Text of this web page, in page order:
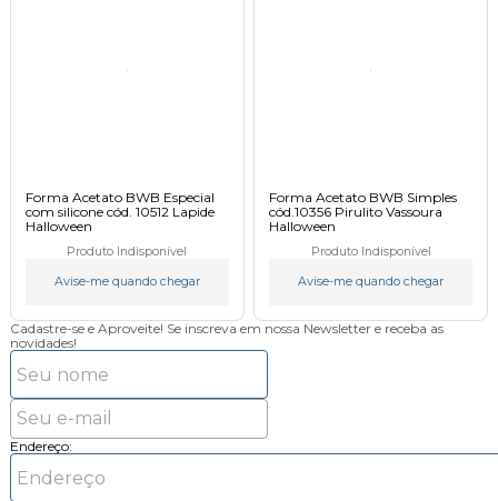
Forma Acetato BWB Especial
com silicone cód. 10512 Lapide
Halloween
Produto Indisponível
Avise-me quando chegar
Forma Acetato BWB Simples
cód.10356 Pirulito Vassoura
Halloween
Produto Indisponível
Avise-me quando chegar
Cadastre-se e Aproveite! Se inscreva em nossa Newsletter e receba as
novidades!
Endereço: